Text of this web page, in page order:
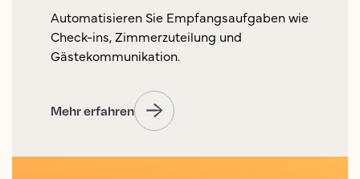
Automatisieren Sie Empfangsaufgaben wie
Check-ins, Zimmerzuteilung und
Gästekommunikation.
Mehr erfahren